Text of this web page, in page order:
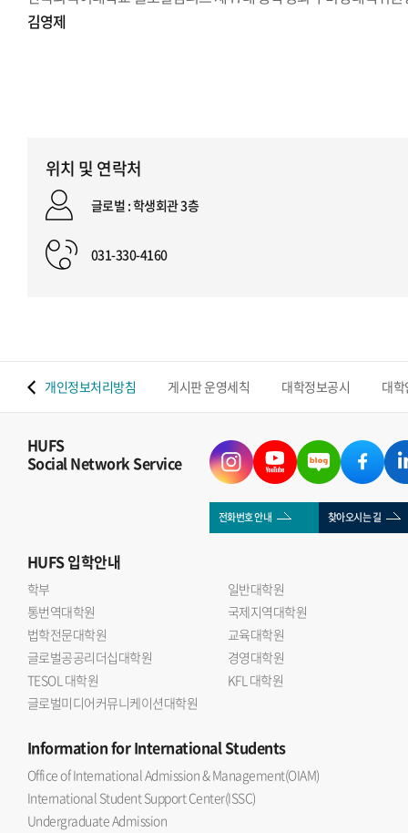
김영제
위치 및 연락처
글로벌 : 학생회관 3층
031-330-4160
개인정보처리방침 게시판 운영세칙 대학정보공시 대
HUFS
Social Network Service
전화번호 안내 찾아오시는 길
HUFS입학안내
학부
일반대학원
통번역대학원
국제지역대학원
법학전문대학원
교육대학원
글로벌공공리더십대학원
경영대학원
TESOL 대학원
KFL 대학원
글로벌미디어커뮤니케이션대학원
Informationfor International Students
Office of International Admission & Management(OIAM)
International Student Support Center(ISSC)
Undergraduate Admission